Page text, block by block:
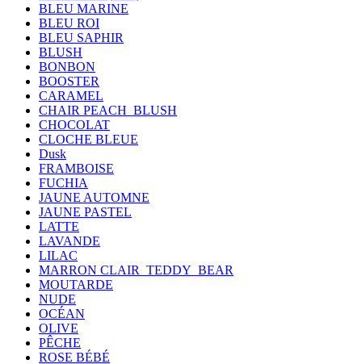
BLEU MARINE
BLEU ROI
BLEU SAPHIR
BLUSH
BONBON
BOOSTER
CARAMEL
CHAIR PEACH_BLUSH
CHOCOLAT
CLOCHE BLEUE
Dusk
FRAMBOISE
FUCHIA
JAUNE AUTOMNE
JAUNE PASTEL
LATTE
LAVANDE
LILAC
MARRON CLAIR_TEDDY_BEAR
MOUTARDE
NUDE
OCÉAN
OLIVE
PÊCHE
ROSE BÉBÉ